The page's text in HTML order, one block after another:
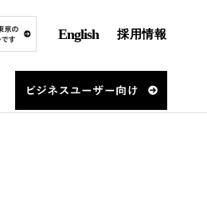
English 採用情報